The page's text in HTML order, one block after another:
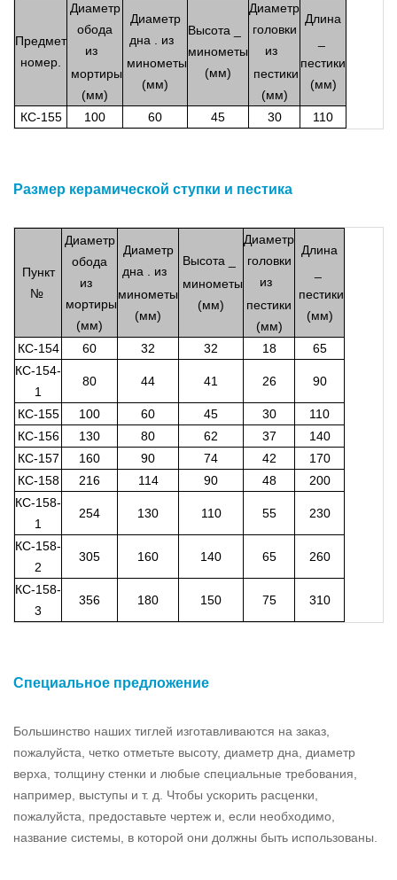
Предмет
номер.
Диаметр
обода
из
мортиры
(мм)
Диаметр
дна
из
минометы
(мм)
Высота
минометы
(мм)
Диаметр
головки
из
пестики
(мм)
Длина
пестики
(мм)
КС-155 100 60 45 30 110
Размер керамической ступки и пестика
Пункт
№
Диаметр
обода
из
мортиры
(мм)
Диаметр
дна
из
минометы
(мм)
Высота
минометы
(мм)
Диаметр
головки
из
пестики
(мм)
Длина
пестики
(мм)
КС-154 60 32 32 18
65
КС-154-
1
80 44 41 26 90
КС-155 100 60 45 30
110
КС-156
130 80 62 37
140
КС-157
160 90 74 42
170
КС-158
216 114 90 48
200
КС-158-
1
254 130 110 55 230
КС-158-
2
305 160 140 65 260
КС-158-
3
356 180 150 75 310
Специальное предложение
Большинство наших тиглей изготавливаются на заказ,
пожалуйста, четко отметьте высоту, диаметр дна, диаметр
верха, толщину стенки и любые специальные требования,
например, выступы и т. д. Чтобы ускорить расценки,
пожалуйста, предоставьте чертеж и, если необходимо,
название системы, в которой они должны быть использованы.